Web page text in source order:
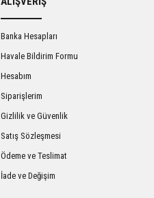
Gönder
Banka Hesapları
Havale Bildirim Formu
Hesabım
Siparişlerim
Gizlilik ve Güvenlik
Satış Sözleşmesi
Ödeme ve Teslimat
İade ve Değişim